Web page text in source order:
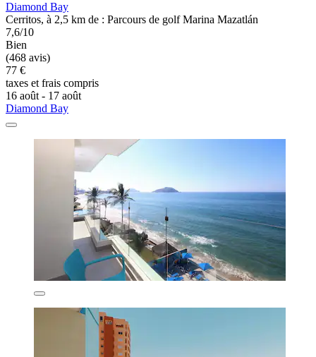
Diamond Bay
Cerritos, à 2,5 km de : Parcours de golf Marina Mazatlán
7,6/10
Bien
(468 avis)
77 €
taxes et frais compris
16 août - 17 août
Diamond Bay